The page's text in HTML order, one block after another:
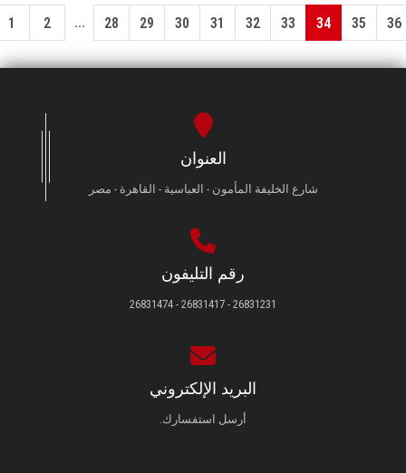
1 2 ... 28 29 30 31 32 33 34 35 36
العنوان
شارع الخليفة المأمون - العباسية - القاهرة - مصر
رقم التليفون
26831231 - 26831417 - 26831474
البريد الإلكتروني
أرسل استفسارك.